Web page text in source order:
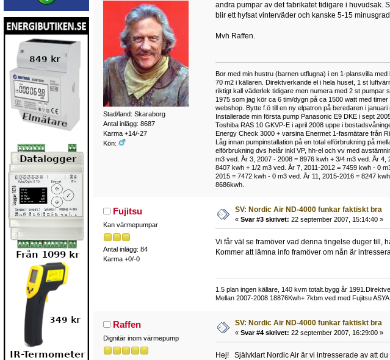
Stad/land: Skaraborg
Antal inlägg: 8687
Karma +14/-27
Kön:
andra pumpar av det fabrikatet tidigare i huvudsak.
blir ett hyfsat vinterväder och kanske 5-15
Mvh Raffen.
Bor med min hustru (barnen utflugna) i en 1-plansvilla
70 m2 i källaren. Direktverkande el i hela huset, 1 st
riktigt kall väderlek tidigare men numera med 2 st
1975 som jag kör ca 6 tim/dygn på ca 1500 watt med
webshop. Bytte f.ö till en ny elpatron på beredaren i
Installerade min första pump Panasonic E9 DKE i sept
Toshiba RAS 10 GKVP-E i april 2008 uppe i
Energy Check 3000 + varsina Enermet 1-fasmätare från
Låg innan pumpinstallation på en total elförbrukning på
elförbrukning dvs helår inkl VP, hh-el och vv med
m3 ved. År 3, 2007 - 2008 = 8976 kwh + 3/4 m3 ved. År
8407 kwh + 1/2 m3 ved. År 7, 2011-2012 = 7459 kwh - 0
2015 = 7472 kwh - 0 m3 ved. År 11, 2015-2016 = 8247
8686kwh.
Fujitsu
Kan värmepumpar
Antal inlägg: 84
Karma +0/-0
SV: Nordic Air ND-4000 funkar faktiskt bra
« Svar #3 skrivet: 22 september 2007, 15:14:40 »
Vi får väl se framöver vad denna tingelse duger till,
Kommer att lämna info framöver om nån är
1.5 plan ingen källare, 140 kvm totalt.bygg år
Mellan 2007-2008 18876Kwh+ 7kbm ved med Fujitsu
Raffen
Dignitär inom värmepump
SV: Nordic Air ND-4000 funkar faktiskt bra
« Svar #4 skrivet: 22 september 2007, 16:29:00 »
Hej! Självklart Nordic Air är vi intresserade av att